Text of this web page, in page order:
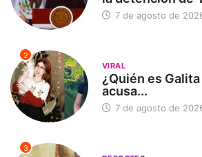
7 de agosto de
2
VIRAL
¿Quién es
acusa...
7 de agosto de
3